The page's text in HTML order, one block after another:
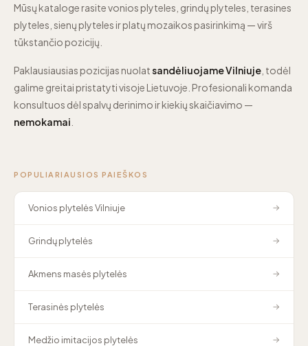
Mūsų kataloge rasite vonios plyteles, grindų plyteles, terasines
plyteles, sienų plyteles ir platų mozaikos pasirinkimą — virš
tūkstančio pozicijų.
Paklausiausias pozicijas nuolatsandėliuojame Vilniuje , todėl
galime greitai pristatyti visoje Lietuvoje. Profesionali komanda
konsultuos dėl spalvų derinimo ir kiekių skaičiavimo —
nemokamai
POPULIARIAUSIOS PAIEŠKOS
Vonios plytelės Vilniuje →
Grindų plytelės →
Akmens masės plytelės →
Terasinės plytelės →
Medžio imitacijos plytelės →